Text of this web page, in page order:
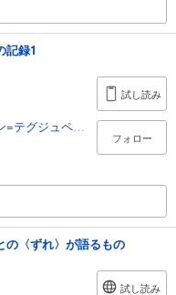
録1
アントワーヌ・ド・サン=テグジュペリ
山崎庸一郎
試し読み
フォロー
〈ずれ〉が語るもの
試し読み